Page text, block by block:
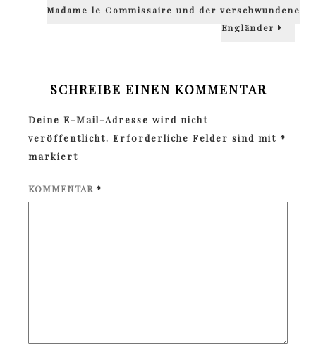
Madame le Commissaire und der verschwundene
Engländer
SCHREIBE EINEN KOMMENTAR
Deine E-Mail-Adresse wird nicht
veröffentlicht. Erforderliche Felder sind mit *
markiert
KOMMENTAR *